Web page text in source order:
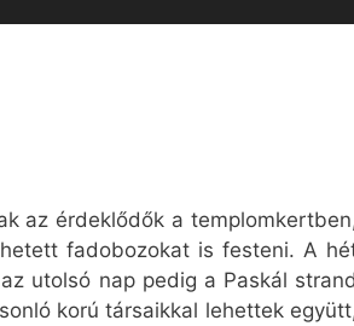
az érdeklődők a
fadobozokat is festeni. A
utolsó nap pedig a Paskál
korú társaikkal lehettek